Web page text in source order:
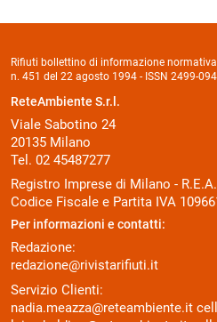
Rifiuti bollettino di informazione
n. 451 del 22 agosto 1994 - ISSN 2499-
ReteAmbiente S.r.l.
Viale Sabotino 24
20135 Milano
Tel. 02 45487277
Registro Imprese di Milano -
Codice Fiscale e Partita IVA
Per informazioni e contatti:
Redazione:
redazione@rivistarifiuti.it
Servizio Clienti:
nadia.meazza@reteambiente.it